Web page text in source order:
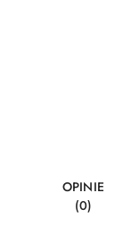
OPINIE
(0)